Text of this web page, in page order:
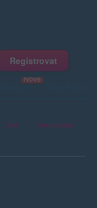
Registrovat
Premium
Zeď Fotogalerie